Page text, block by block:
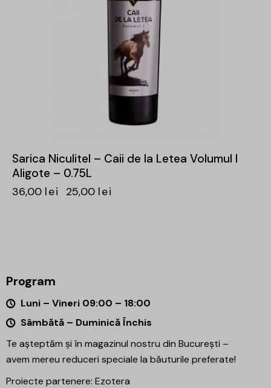
Sarica Niculitel – Caii de la Letea Volumul I
Aligote – 0.75L
36,00 lei 25,00 lei
Program
Luni – Vineri 09:00 – 18:00
Sâmbătă – Duminică Închis
Te așteptăm și în magazinul nostru din București –
avem mereu reduceri speciale la băuturile preferate!
Proiecte partenere: Ezotera